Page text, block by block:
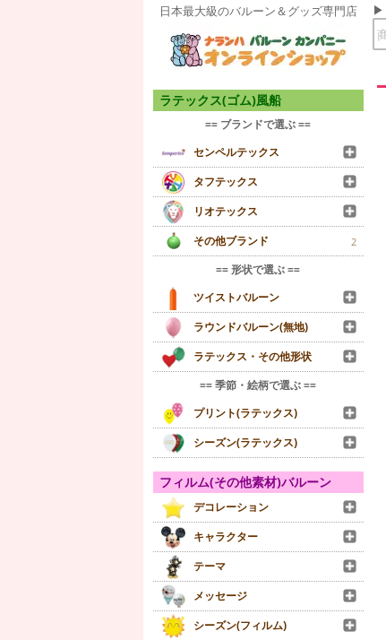
日本最大級のバルーン＆グッズ専門店
ラテックス(ゴム)風船
== ブランドで選ぶ ==
センペルテックス
タフテックス
リオテックス
その他ブランド
2
== 形状で選ぶ ==
ツイストバルーン
ラウンドバルーン(無地)
ラテックス・その他形状
== 季節・絵柄で選ぶ ==
プリント(ラテックス)
シーズン(ラテックス)
フィルム(その他素材)バルーン
デコレーション
キャラクター
テーマ
メッセージ
シーズン(フィルム)